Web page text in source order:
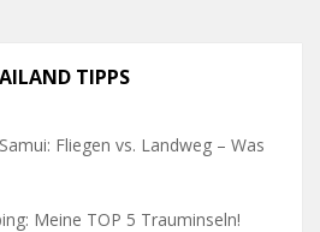
TIPPS
Fliegen vs. Landweg – Was
Meine TOP 5 Trauminseln!